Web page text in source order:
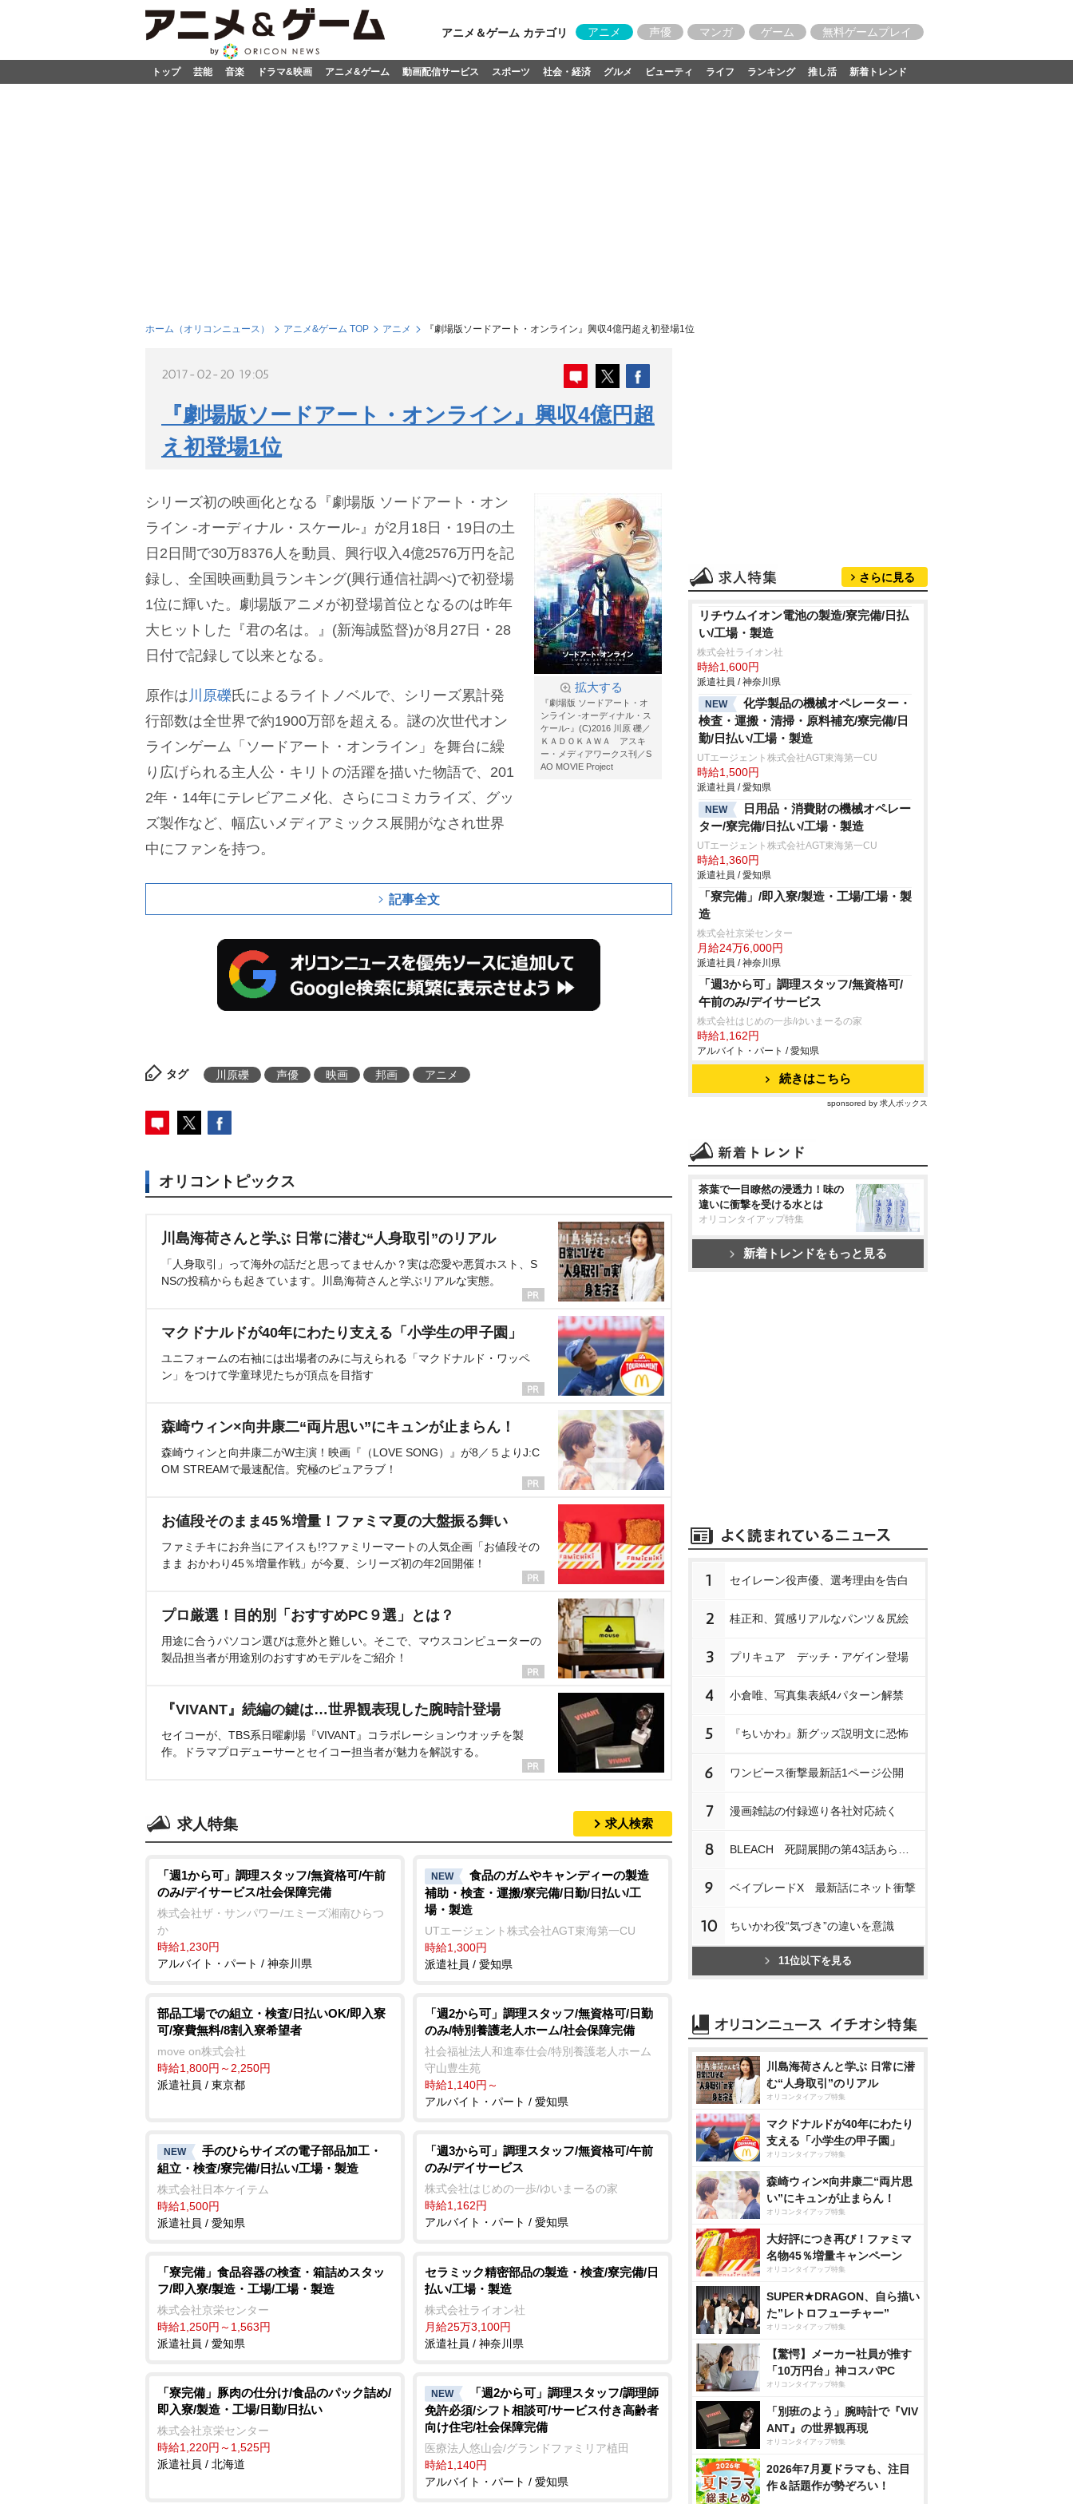
アニメ＆ゲーム カテゴリ アニメ 声優 マンガ ゲーム 無料ゲームプレイ
トップ 芸能 音楽 ドラマ&映画 アニメ&ゲーム 動画配信サービス スポーツ 社会・経済 グルメ ビューティ ライフ ランキング 推し活 新着トレンド
ホーム（オリコンニュース） アニメ&ゲーム TOP アニメ 『劇場版ソードアート・オンライン』興収4億円超え初登場1位
2017-02-20 19:05
『劇場版ソードアート・オンライン』興収4億円超
え初登場1位
拡大する
『劇場版 ソードアート・オ
ンライン -オーディナル・ス
ケール-』(C)2016 川原 礫／
ＫＡＤＯＫＡＷＡ アスキ
ー・メディアワークス刊／S
AO MOVIE Project
シリーズ初の映画化となる『劇場版 ソードアート・オン
ライン -オーディナル・スケール-』が2月18日・19日の土
日2日間で30万8376人を動員、興行収入4億2576万円を記
録し、全国映画動員ランキング(興行通信社調べ)で初登場
1位に輝いた。劇場版アニメが初登場首位となるのは昨年
大ヒットした『君の名は。』(新海誠監督)が8月27日・28
日付で記録して以来となる。
原作は 川原礫氏によるライトノベルで、シリーズ累計発
行部数は全世界で約1900万部を超える。謎の次世代オン
ラインゲーム「ソードアート・オンライン」を舞台に繰
り広げられる主人公・キリトの活躍を描いた物語で、201
2年・14年にテレビアニメ化、さらにコミカライズ、グッ
ズ製作など、幅広いメディアミックス展開がなされ世界
中にファンを持つ。
記事全文
タグ 川原礫 声優 映画 邦画 アニメ
オリコントピックス
川島海荷さんと学ぶ 日常に潜む“人身取引”のリアル
「人身取引」って海外の話だと思ってませんか？実は恋愛や悪質ホスト、S
NSの投稿からも起きています。川島海荷さんと学ぶリアルな実態。
マクドナルドが40年にわたり支える「小学生の甲子園」
ユニフォームの右袖には出場者のみに与えられる「マクドナルド・ワッペ
ン」をつけて学童球児たちが頂点を目指す
森崎ウィン×向井康二“両片思い”にキュンが止まらん！
森崎ウィンと向井康二がW主演！映画『（LOVE SONG）』が8／５よりJ:C
OM STREAMで最速配信。究極のピュアラブ！
お値段そのまま45％増量！ファミマ夏の大盤振る舞い
ファミチキにお弁当にアイスも!?ファミリーマートの人気企画「お値段その
まま おかわり45％増量作戦」が今夏、シリーズ初の年2回開催！
プロ厳選！目的別「おすすめPC９選」とは？
用途に合うパソコン選びは意外と難しい。そこで、マウスコンピューターの
製品担当者が用途別のおすすめモデルをご紹介！
『VIVANT』続編の鍵は…世界観表現した腕時計登場
セイコーが、TBS系日曜劇場『VIVANT』コラボレーションウオッチを製
作。ドラマプロデューサーとセイコー担当者が魅力を解説する。
求人特集 求人検索
「週1から可」調理スタッフ/無資格可/午前
のみ/デイサービス/社会保障完備
株式会社ザ・サンパワー/エミーズ湘南ひらつ
か
時給1,230円
アルバイト・パート / 神奈川県
NEW
食品のガムやキャンディーの製造
補助・検査・運搬/寮完備/日勤/日払い/工
場・製造
UTエージェント株式会社AGT東海第一CU
時給1,300円
派遣社員 / 愛知県
部品工場での組立・検査/日払いOK/即入寮
可/寮費無料/8割入寮希望者
move on株式会社
時給1,800円～2,250円
派遣社員 / 東京都
「週2から可」調理スタッフ/無資格可/日勤
のみ/特別養護老人ホーム/社会保障完備
社会福祉法人和進奉仕会/特別養護老人ホーム
守山豊生苑
時給1,140円～
アルバイト・パート / 愛知県
NEW
手のひらサイズの電子部品加工・
組立・検査/寮完備/日払い/工場・製造
株式会社日本ケイテム
時給1,500円
派遣社員 / 愛知県
「週3から可」調理スタッフ/無資格可/午前
のみ/デイサービス
株式会社はじめの一歩/ゆいまーるの家
時給1,162円
アルバイト・パート / 愛知県
「寮完備」食品容器の検査・箱詰めスタッ
フ/即入寮/製造・工場/工場・製造
株式会社京栄センター
時給1,250円～1,563円
派遣社員 / 愛知県
セラミック精密部品の製造・検査/寮完備/日
払い/工場・製造
株式会社ライオン社
月給25万3,100円
派遣社員 / 神奈川県
「寮完備」豚肉の仕分け/食品のパック詰め/
即入寮/製造・工場/日勤/日払い
株式会社京栄センター
時給1,220円～1,525円
派遣社員 / 北海道
NEW
「週2から可」調理スタッフ/調理師
免許必須/シフト相談可/サービス付き高齢者
向け住宅/社会保障完備
医療法人悠山会/グランドファミリア植田
時給1,140円
アルバイト・パート / 愛知県
さらに見る
リチウムイオン電池の製造/寮完備/日払
い/工場・製造
株式会社ライオン社
時給1,600円
派遣社員 / 神奈川県
NEW
化学製品の機械オペレーター・
検査・運搬・清掃・原料補充/寮完備/日
勤/日払い/工場・製造
UTエージェント株式会社AGT東海第一CU
時給1,500円
派遣社員 / 愛知県
NEW
日用品・消費財の機械オペレー
ター/寮完備/日払い/工場・製造
UTエージェント株式会社AGT東海第一CU
時給1,360円
派遣社員 / 愛知県
「寮完備」/即入寮/製造・工場/工場・製
造
株式会社京栄センター
月給24万6,000円
派遣社員 / 神奈川県
「週3から可」調理スタッフ/無資格可/
午前のみ/デイサービス
株式会社はじめの一歩/ゆいまーるの家
時給1,162円
アルバイト・パート / 愛知県
続きはこちら
sponsored by 求人ボックス
茶葉で一目瞭然の浸透力！味の
違いに衝撃を受ける水とは
オリコンタイアップ特集
新着トレンドをもっと見る
1 セイレーン役声優、選考理由を告白
2 桂正和、質感リアルなパンツ＆尻絵
3 プリキュア デッチ・アゲイン登場
4 小倉唯、写真集表紙4パターン解禁
5 『ちいかわ』新グッズ説明文に恐怖
6 ワンピース衝撃最新話1ページ公開
7 漫画雑誌の付録巡り各社対応続く
8
9 ベイブレードX 最新話にネット衝撃
10 ちいかわ役“気づき”の違いを意識
11位以下を見る
川島海荷さんと学ぶ 日常に潜
む“人身取引”のリアル
オリコンタイアップ特集
マクドナルドが40年にわたり
支える「小学生の甲子園」
オリコンタイアップ特集
森崎ウィン×向井康二“両片思
い”にキュンが止まらん！
オリコンタイアップ特集
大好評につき再び！ファミマ
名物45％増量キャンペーン
オリコンタイアップ特集
SUPER★DRAGON、自ら描い
た”レトロフューチャー”
オリコンタイアップ特集
【驚愕】メーカー社員が推す
「10万円台」神コスパPC
オリコンタイアップ特集
「別班のよう」腕時計で『VIV
ANT』の世界観再現
オリコンタイアップ特集
2026年7月夏ドラマも、注目
作＆話題作が勢ぞろい！